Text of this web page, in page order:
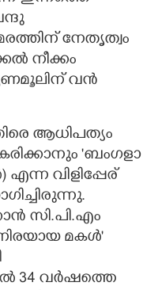
നേതൃത്വം
നീക്കം
വൻ
ആധിപത്യം
'ബംഗളാ
വിളിപ്പേര്
സി.പി.എം
മകൾ'
34 വർഷത്തെ